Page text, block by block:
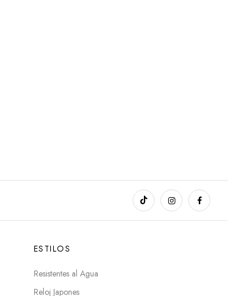
ESTILOS
Resistentes al Agua
Reloj Japones